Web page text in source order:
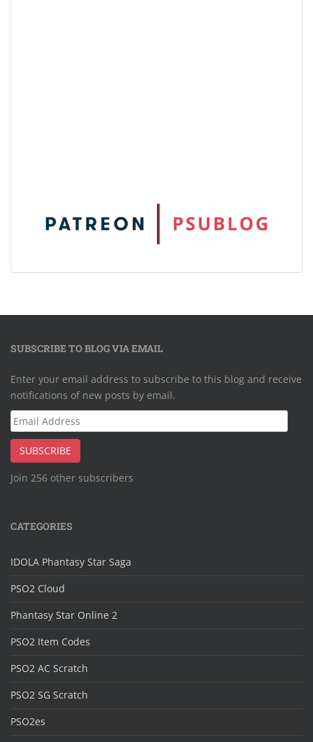
SUBSCRIBE TO BLOG VIA EMAIL
Enter your email address to subscribe to this blog and receive
notifications of new posts by email.
Email
Address
SUBSCRIBE
Join 256 other subscribers
CATEGORIES
IDOLA Phantasy Star Saga
PSO2 Cloud
Phantasy Star Online 2
PSO2 Item Codes
PSO2 AC Scratch
PSO2 SG Scratch
PSO2es